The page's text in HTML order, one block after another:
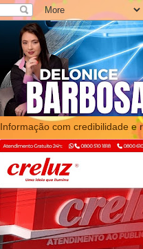
Informação com credibilidade e